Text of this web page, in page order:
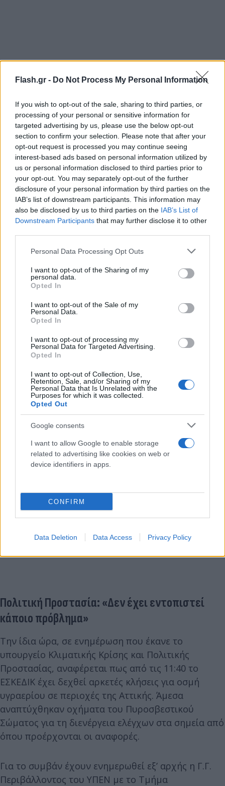
Flash.gr - Do Not Process My Personal Information
If you wish to opt-out of the sale, sharing to third parties, or
processing of your personal or sensitive information for
targeted advertising by us, please use the below opt-out
section to confirm your selection. Please note that after your
opt-out request is processed you may continue seeing
interest-based ads based on personal information utilized by
us or personal information disclosed to third parties prior to
your opt-out. You may separately opt-out of the further
disclosure of your personal information by third parties on the
IAB’s list of downstream participants. This information may
also be disclosed by us to third parties on the IAB’s List of
Downstream Participants that may further disclose it to other
Please note that this website/app uses one or more Google
not limited to your visit or usage behaviour. You may click to
grant or deny consent to Google and its third-party tags to
use your data for below specified purposes in below Google
consent section.
Personal Data Processing Opt Outs
I want to opt-out of the Sharing of my
personal data.
Opted In
I want to opt-out of the Sale of my
Personal Data.
Opted In
I want to opt-out of processing my
Personal Data for Targeted Advertising.
Opted In
I want to opt-out of Collection, Use,
Retention, Sale, and/or Sharing of my
Personal Data that Is Unrelated with the
Purposes for which it was collected.
Opted Out
Google consents
I want to allow Google to enable storage
related to advertising like cookies on web or
device identifiers in apps.
CONFIRM
Data Deletion Data Access Privacy Policy
Αναφορές και στον Δήμο Αθηναίων
Σύμφωνα με ανάρτηση του Αντιδημάρχου
Υποδομών του Δήμου Αθηναίων, Ανδρέα
Γραμματικογιάννη, έχουν έρθει ανάλογες αναφορές
από δημότες, οι οποίοι επικοινωνούν με τις
υπηρεσίες του Δήμου και ζητούν απαντήσεις.
Πολιτική Προστασία: «Δεν έχει εντοπιστεί
κάποιο πρόβλημα»
Την ίδια ώρα, σε ενημέρωση που έκανε το
υπουργείο Κλιματικής Κρίσης και Πολιτικής
Προστασίας, αναφέρεται πως από τις 11:40 το
ΕΣΚΕΔΙΚ έχει δεχθεί αρκετές κλήσεις για οσμή
υγραερίου σε περιοχές της Αττικής. Άμεσα
αναπτύχθηκαν οχήματα του Πυροσβεστικού
Σώματος για τη διενέργεια ελέγχων στα σημεία από
όπου προέρχονται οι αναφορές.
Για το συμβάν έχουν ενημερωθεί εξ’ αρχής η Γ.Γ.
Περιβάλλοντος του ΥΠΕΝ με το Τμήμα